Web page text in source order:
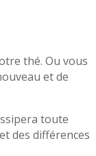
thé. Ou vous
et de
toute
des différences